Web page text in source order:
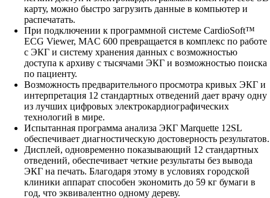
карту, можно быстро загрузить данные в компьютер и
распечатать.
При подключении к программной системе CardioSoft™
ECG Viewer, MAC 600 превращается в комплекс по работе
с ЭКГ и систему хранения данных с возможностью
доступа к архиву с тысячами ЭКГ и возможностью поиска
по пациенту.
Возможность предварительного просмотра кривых ЭКГ и
интерпретация 12 стандартных отведений дает врачу одну
из лучших цифровых электрокардиографических
технологий в мире.
Испытанная программа анализа ЭКГ Marquette 12SL
обеспечивает диагностическую достоверность результатов.
Дисплей, одновременно показывающий 12 стандартных
отведений, обеспечивает четкие результаты без вывода
ЭКГ на печать. Благодаря этому в условиях городской
клиники аппарат способен экономить до 59 кг бумаги в
год, что эквивалентно одному дереву.